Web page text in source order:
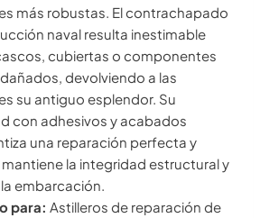
más robustas. El contrachapado
naval resulta inestimable
cubiertas o componentes
devolviendo a las
su antiguo esplendor. Su
con adhesivos y acabados
una reparación perfecta y
la integridad estructural y
embarcación.
para: Astilleros de reparación de